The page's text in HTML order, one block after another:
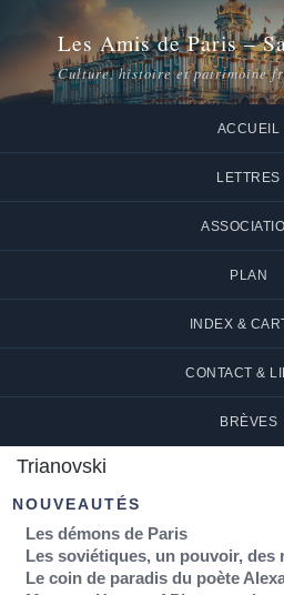
Les Amis de Paris –
Culture, histoire et patrimoine
ACCUEIL
LETTRES
PLAN
INDEX &
CONTACT &
BRÈVES
Trianovski
NOUVEAUTÉS
Les démons de Paris
Les soviétiques, un pouvoir, des
Le coin de paradis du poète